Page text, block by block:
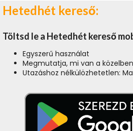
Hetedhét kereső:
Töltsd le a Hetedhét kereső
Egyszerű használat
Megmutatja, mi van a közelben
Utazáshoz nélkülözhetetlen: